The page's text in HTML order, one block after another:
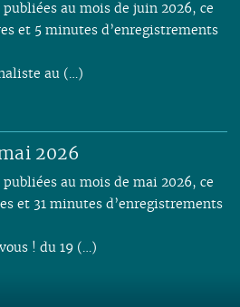
au mois de juin 2026, ce
et 5 minutes d’enregistrements
au (…)
2026
au mois de mai 2026, ce
et 31 minutes d’enregistrements
! du 19 (…)